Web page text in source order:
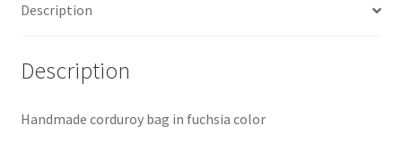
Description
Description
Handmade corduroy bag in fuchsia color